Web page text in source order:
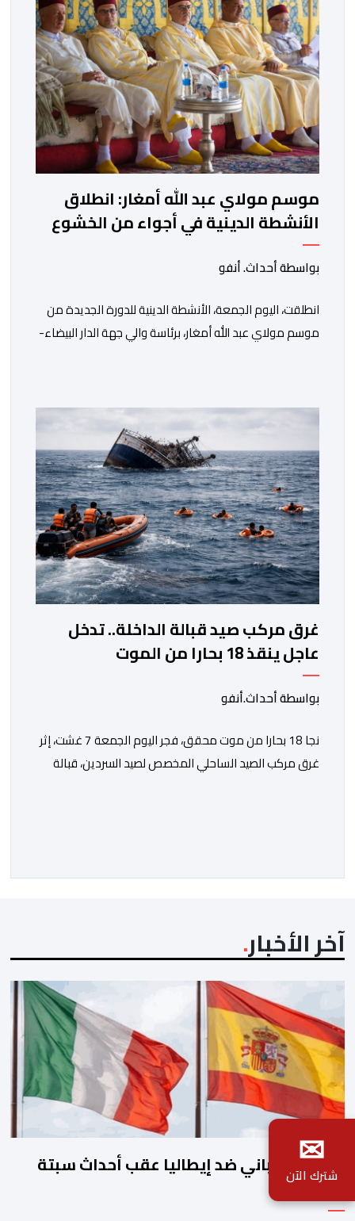
وأوضحت الوزارة، في بلاغ، أن أطر […]
موسم مولاي عبد الله أمغار: انطلاق
الأنشطة الدينية في أجواء من الخشوع
الروحي
بواسطة أحداث. أنفو
انطلقت، اليوم الجمعة، الأنشطة الدينية للدورة الجديدة من
موسم مولاي عبد الله أمغار، برئاسة والي جهة الدار البيضاء-
المحلي للجديدة، وذلك بحضور شخصيات مدنية وعسكرية
ودينية. وجرت مراسيم افتتاح فعاليات الموسم بالخيمة
الرسمية، حيث أُلقيت كلمات كل من رئيس المجلس […]
غرق مركب صيد قبالة الداخلة.. تدخل
عاجل ينقذ 18 بحارا من الموت
بواسطة أحداث.أنفو
نجا 18 بحارا من موت محقق، فجر اليوم الجمعة 7 غشت، إثر
غرق مركب الصيد الساحلي المخصص لصيد السردين، قبالة
آخر الأخبار
تصعيد إسباني ضد إيطاليا عقب أحداث سبتة
✉
شترك الآن